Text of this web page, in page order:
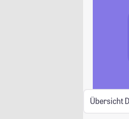
Übersicht